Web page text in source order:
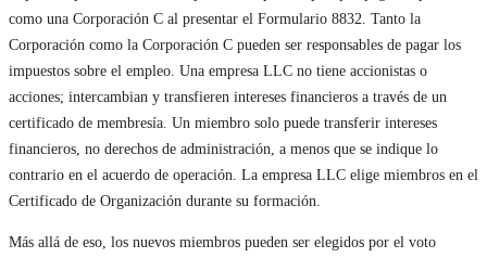
como una Corporación C al presentar el Formulario 8832. Tanto la
Corporación como la Corporación C pueden ser responsables de pagar los
impuestos sobre el empleo. Una empresa LLC no tiene accionistas o
acciones; intercambian y transfieren intereses financieros a través de un
certificado de membresía. Un miembro solo puede transferir intereses
financieros, no derechos de administración, a menos que se indique lo
contrario en el acuerdo de operación. La empresa LLC elige miembros en el
Certificado de Organización durante su formación.
Más allá de eso, los nuevos miembros pueden ser elegidos por el voto